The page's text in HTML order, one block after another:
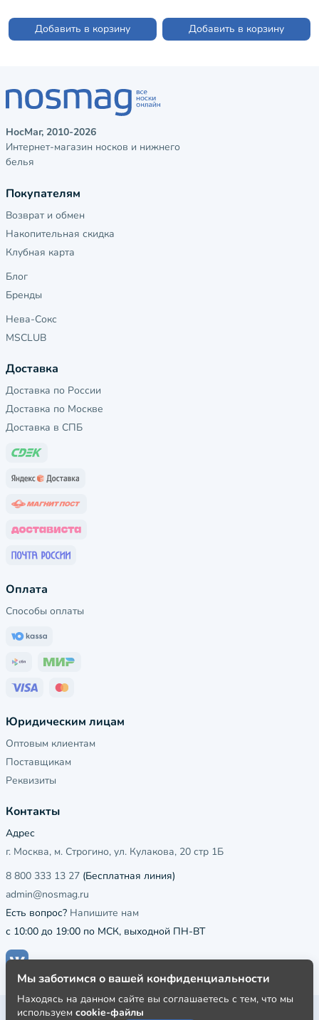
Добавить в корзину Добавить в корзину
НосМаг, 2010-2026
Интернет-магазин носков и нижнего
белья
Покупателям
Возврат и обмен
Накопительная скидка
Клубная карта
Блог
Бренды
Нева-Сокс
MSCLUB
Доставка
Доставка по России
Доставка по Москве
Доставка в СПБ
Оплата
Способы оплаты
Юридическим лицам
Оптовым клиентам
Поставщикам
Реквизиты
Контакты
Адрес
г. Москва, м. Строгино, ул. Кулакова, 20 стр 1Б
8 800 333 13 27 (Бесплатная линия)
admin@nosmag.ru
Есть вопрос? Напишите нам
с 10:00 до 19:00 по МСК, выходной ПН-ВТ
Публичная оферта
Мы заботимся о вашей конфиденциальности
Находясь на данном сайте вы соглашаетесь с тем, что мы
используем cookie-файлы